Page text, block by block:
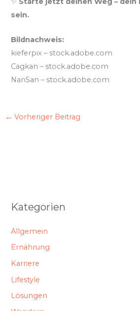
sein.
Bildnachweis:
kieferpix – stock.adobe.com
Cagkan – stock.adobe.com
NanSan – stock.adobe.com
← Vorheriger Beitrag
Kategorien
Allgemein
Ernährung
Karriere
Lifestyle
Lösungen